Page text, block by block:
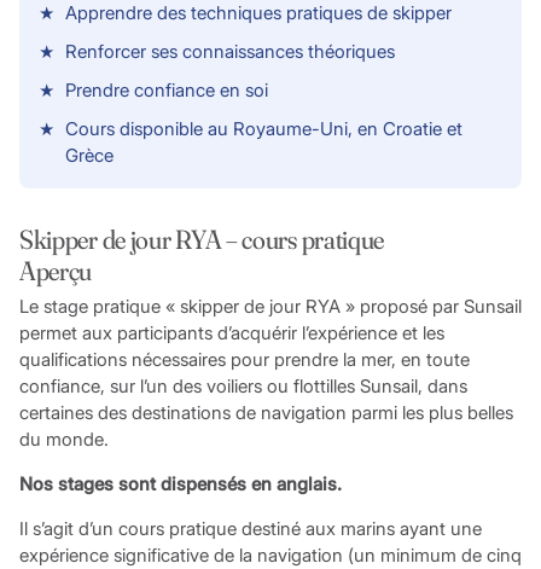
Apprendre des techniques pratiques de skipper
Renforcer ses connaissances théoriques
Prendre confiance en soi
Cours disponible au Royaume-Uni, en Croatie et
Grèce
Skipper de jour RYA – cours pratique
Aperçu
Le stage pratique « skipper de jour RYA » proposé par Sunsail
permet aux participants d’acquérir l’expérience et les
qualifications nécessaires pour prendre la mer, en toute
confiance, sur l’un des voiliers ou flottilles Sunsail, dans
certaines des destinations de navigation parmi les plus belles
du monde.
Nos stages sont dispensés en anglais.
Il s’agit d’un cours pratique destiné aux marins ayant une
expérience significative de la navigation (un minimum de cinq